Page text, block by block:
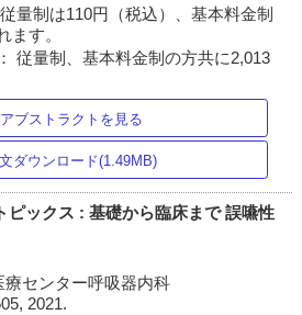
量制は110円（税込）、基本料金制
ます。
従量制、基本料金制の方共に2,013
アブストラクトを見る
ダウンロード(1.49MB)
ピックス : 基礎から臨床まで 誤嚥性
センター呼吸器内科
2021.